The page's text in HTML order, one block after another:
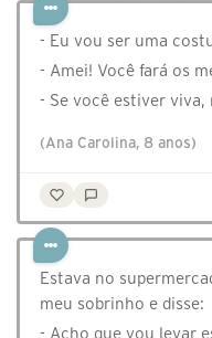
- Eu vou ser uma
- Amei! Você fará os
- Se você estiver viva,
(Ana Carolina, 8 anos)
Estava no
meu sobrinho e disse:
- Acho que vou levar